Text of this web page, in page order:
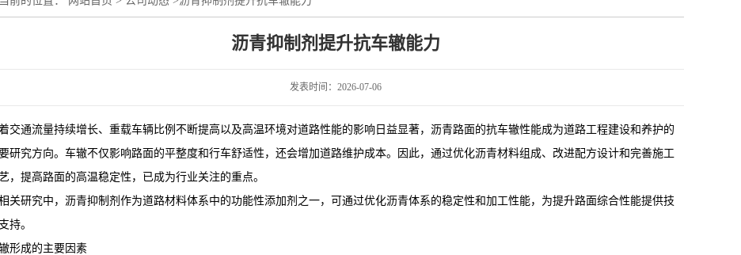
沥青抑制剂提升抗车辙能力
发表时间：2026-07-06
交通流量持续增长、重载车辆比例不断提高以及高温环境对道路性能的影响日益显著，沥青路面的抗车辙性能成为道路工程建设和养护的
研究方向。车辙不仅影响路面的平整度和行车舒适性，还会增加道路维护成本。因此，通过优化沥青材料组成、改进配方设计和完善施工
，提高路面的高温稳定性，已成为行业关注的重点。
关研究中，沥青抑制剂作为道路材料体系中的功能性添加剂之一，可通过优化沥青体系的稳定性和加工性能，为提升路面综合性能提供技
持。
形成的主要因素